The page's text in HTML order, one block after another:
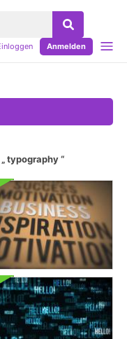
Anmelden
typography